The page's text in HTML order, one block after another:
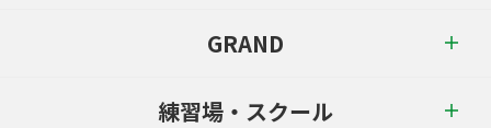
GRAND
練習場・スクール